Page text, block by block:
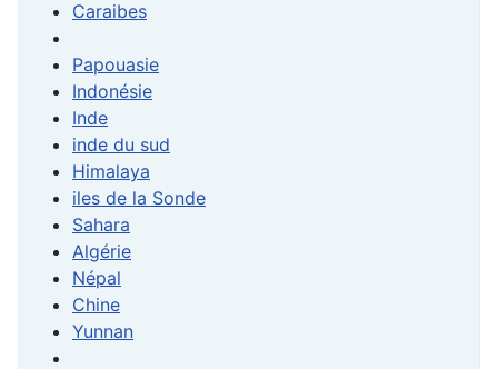
Caraibes
Papouasie
Indonésie
Inde
inde du sud
Himalaya
iles de la Sonde
Sahara
Algérie
Népal
Chine
Yunnan